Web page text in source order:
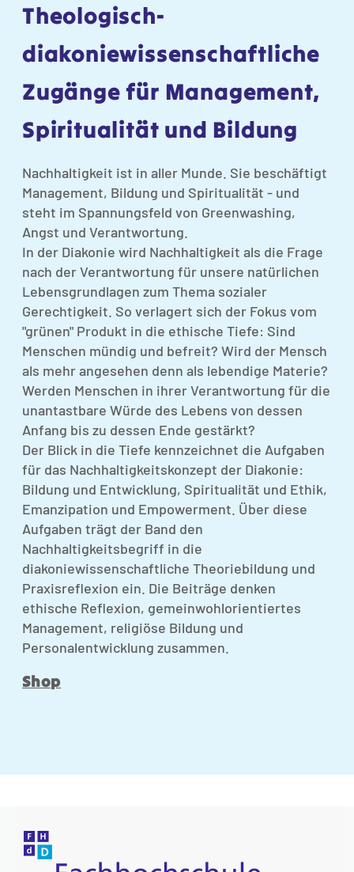
Theologisch-
diakoniewissenschaftliche
Zugänge für Management,
Spiritualität und Bildung
Nachhaltigkeit ist in aller Munde. Sie beschäftigt
Management, Bildung und Spiritualität - und
steht im Spannungsfeld von Greenwashing,
Angst und Verantwortung.
In der Diakonie wird Nachhaltigkeit als die Frage
nach der Verantwortung für unsere natürlichen
Lebensgrundlagen zum Thema sozialer
Gerechtigkeit. So verlagert sich der Fokus vom
"grünen" Produkt in die ethische Tiefe: Sind
Menschen mündig und befreit? Wird der Mensch
als mehr angesehen denn als lebendige Materie?
Werden Menschen in ihrer Verantwortung für die
unantastbare Würde des Lebens von dessen
Anfang bis zu dessen Ende gestärkt?
Der Blick in die Tiefe kennzeichnet die Aufgaben
für das Nachhaltigkeitskonzept der Diakonie:
Bildung und Entwicklung, Spiritualität und Ethik,
Emanzipation und Empowerment. Über diese
Aufgaben trägt der Band den
Nachhaltigkeitsbegriff in die
diakoniewissenschaftliche Theoriebildung und
Praxisreflexion ein. Die Beiträge denken
ethische Reflexion, gemeinwohlorientiertes
Management, religiöse Bildung und
Personalentwicklung zusammen.
Shop